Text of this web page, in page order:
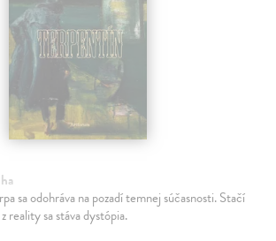
sa odohráva na pozadí temnej súčasnosti. Stačí
reality sa stáva dystópia.